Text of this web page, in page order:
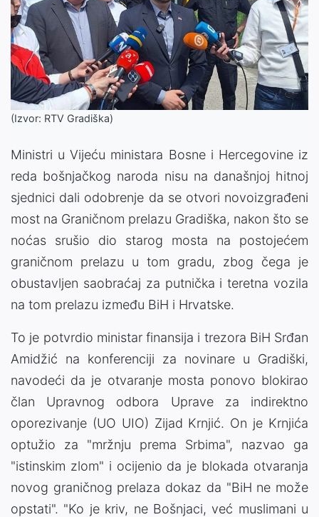
(Izvor: RTV Gradiška)
Ministri u Vijeću ministara Bosne i Hercegovine iz
reda bošnjačkog naroda nisu na današnjoj hitnoj
sjednici dali odobrenje da se otvori novoizgrađeni
most na Graničnom prelazu Gradiška, nakon što se
noćas srušio dio starog mosta na postojećem
graničnom prelazu u tom gradu, zbog čega je
obustavljen saobraćaj za putnička i teretna vozila
na tom prelazu između BiH i Hrvatske.
To je potvrdio ministar finansija i trezora BiH Srđan
Amidžić na konferenciji za novinare u Gradiški,
navodeći da je otvaranje mosta ponovo blokirao
član Upravnog odbora Uprave za indirektno
oporezivanje (UO UIO) Zijad Krnjić. On je Krnjića
optužio za "mržnju prema Srbima", nazvao ga
"istinskim zlom" i ocijenio da je blokada otvaranja
novog graničnog prelaza dokaz da "BiH ne može
opstati". "Ko je kriv, ne Bošnjaci, već muslimani u